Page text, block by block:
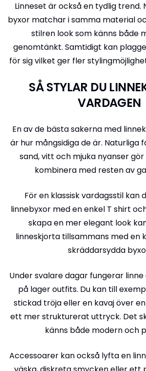
Linneset är också en tydlig trend.
byxor matchar i samma material
stilren look som känns både
genomtänkt. Samtidigt kan
för sig vilket ger fler
SÅ STYLAR DU
VARDAGEN
En av de bästa sakerna med
är hur mångsidiga de är. Naturliga
sand, vitt och mjuka nyanser
kombinera med resten av
För en klassisk vardagsstil kan
linnebyxor med en enkel T shirt
skapa en mer elegant look
linneskjorta tillsammans med en
skräddarsydda
Under svalare dagar fungerar
på lager outfits. Du kan till
stickad tröja eller en kavaj över
ett mer strukturerat uttryck. Det
känns både modern och
Accessoarer kan också lyfta en